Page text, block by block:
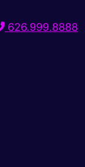
626.999.8888